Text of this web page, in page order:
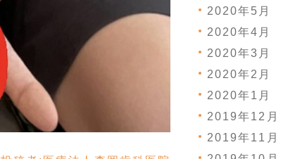
2020年5月
2020年4月
2020年3月
2020年2月
2020年1月
2019年12月
2019年11月